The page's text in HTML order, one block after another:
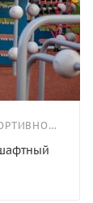
ИНФОРМАЦИЯ ОБ УЛИЧНОМ ИГРОВОМ И СПОРТИВНОМ ОБОРУДОВАНИИ